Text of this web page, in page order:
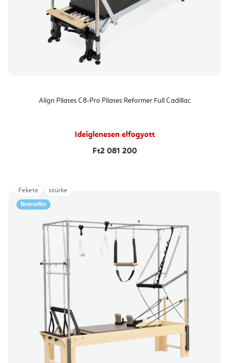
Align Pilates C8-Pro Pilates Reformer Full Cadillac
Ideiglenesen elfogyott
Ft2 081 200
Bestseller
Fekete szürke